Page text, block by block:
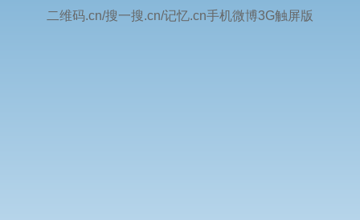
二维码.cn/搜一搜.cn/记忆.cn手机微博3G触屏版